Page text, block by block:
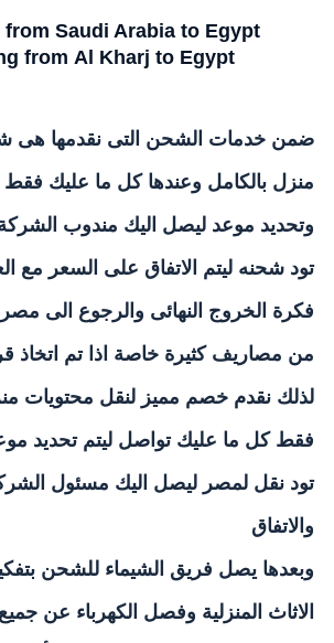
Saudi Arabia to Egypt
ضمن خدمات الشحن التى نقدمها هى
منزل بالكامل وعندها كل ما عليك فقط
وتحديد موعد ليصل اليك مندوب الشركة
تود شحنه ليتم الاتفاق على السعر مع
فكرة الخروج النهائى والرجوع الى
من مصاريف كثيرة خاصة اذا تم اتخاذ
لذلك نقدم خصم مميز لنقل محتويات
فقط كل ما عليك تواصل ليتم تحديد
تود نقل لمصر ليصل اليك مسئول
والاتفاق
وبعدها يصل فريق الشيماء للشحن
الاثاث المنزلية وفصل الكهرباء عن